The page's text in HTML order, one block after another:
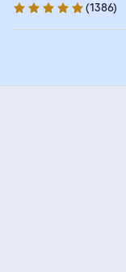
4.9 Sterne
(1386)